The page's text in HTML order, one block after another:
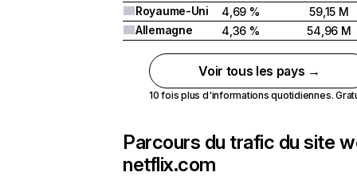
Royaume-Uni
4,69 %
59,15 M
Allemagne
4,36 % 54,96 M
Voir tous les pays →
10 fois plus d'informations quotidiennes.
Parcours du trafic du site
netflix.com